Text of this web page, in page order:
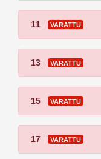
11 VARATTU
13 VARATTU
15 VARATTU
17 VARATTU